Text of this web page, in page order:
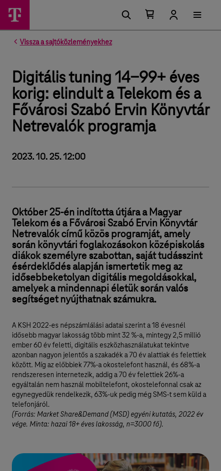
Vissza a sajtóközleményekhez
Digitális tuning 14-99+ éves
korig: elindult a Telekom és a
Fővárosi Szabó Ervin Könyvtár
Netrevalók programja
2023. 10. 25. 12:00
Október 25-én indította útjára a Magyar
Telekom és a Fővárosi Szabó Ervin Könyvtár
Netrevalók című közös programját, amely
során könyvtári foglakozásokon középiskolás
diákok személyre szabottan, saját tudásszint
ésérdeklődés alapján ismertetik meg az
idősebbeketolyan digitális megoldásokkal,
amelyek a mindennapi életük során valós
segítséget nyújthatnak számukra.
A KSH 2022-es népszámlálási adatai szerint a 18 évesnél
idősebb magyar lakosság több mint 32 %-a, mintegy 2,5 millió
ember 60 év feletti, digitális eszközhasználatukat tekintve
azonban nagyon jelentős a szakadék a 70 év alattiak és felettiek
között. Míg az előbbiek 77%-a okostelefont használ, és 68%-a
rendszeresen internetezik, addig a 70 év felettiek 26%-a
egyáltalán nem használ mobiltelefont, okostelefonnal csak az
egynegyedük rendelkezik, 63%-uk pedig még SMS-t sem küld a
telefonjáról.
(Forrás: Market Share&Demand (MSD) egyéni kutatás, 2022 év
vége. Minta: hazai 18+ éves lakosság, n=3000 fő).